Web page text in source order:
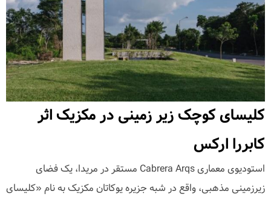
کلیسای کوچک زیر زمینی در مکزیک اثر
کابررا ارکس
استودیوی معماری Cabrera Arqs مستقر در مریدا، یک فضای
زیرزمینی مذهبی، واقع در شبه جزیره یوکاتان مکزیک به نام «کلیسای